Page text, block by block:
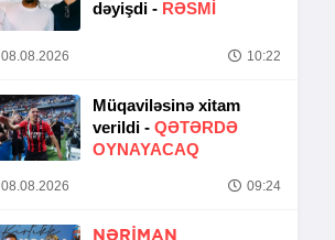
dəyişdi - RƏSMİ
08.08.2026 10:22
Müqaviləsinə xitam
verildi - QƏTƏRDƏ
OYNAYACAQ
08.08.2026 09:24
NƏRIMAN